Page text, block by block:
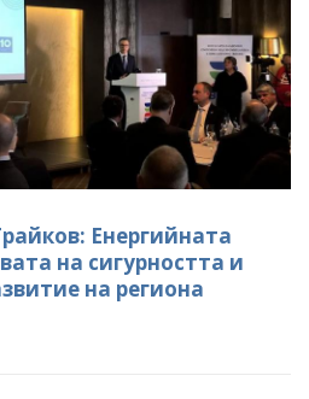
Енергийната
на сигурността и
на региона